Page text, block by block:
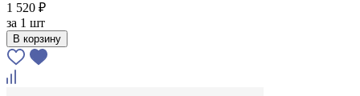
1 520 ₽
за 1 шт
В корзину